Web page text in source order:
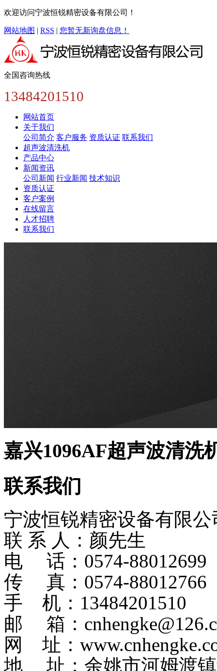
欢迎访问宁波恒锐精密设备有限公司！
网站地图 | RSS | 您暂无新询盘信息！
全国咨询热线
13484201510
网站首页
关于我们
公司简介 客户服务 资质认证 联系我们
超声波清洗机
产品中心
新闻资讯
公司新闻 行业新闻 技术知识
资质认证
客户案例
在线留言
人才招聘
联系我们
嘉兴1096AF超声波清洗
联系我们
宁波恒锐精密设备有限公
联 系 人：颜先生
电 话：0574-88012699
传 真：0574-88012766
手 机：13484201510
邮 箱：
网 址：
地 址：余姚市河姆渡镇